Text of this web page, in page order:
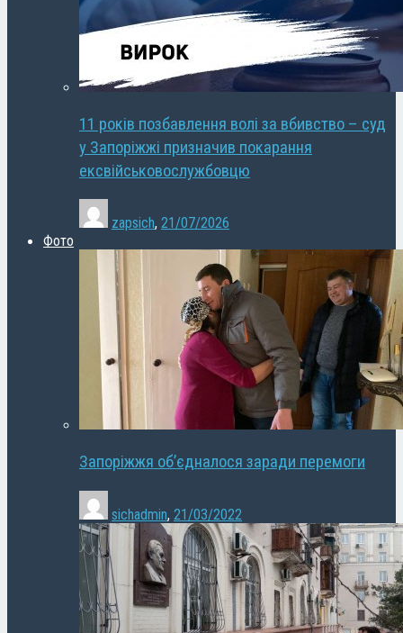
11 років позбавлення волі за вбивство – суд
у Запоріжжі призначив покарання
ексвійськовослужбовцю
zapsich, 21/07/2026
Фото
Запоріжжя об’єдналося заради перемоги
sichadmin, 21/03/2022